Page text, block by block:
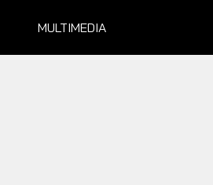
MULTIMEDIA